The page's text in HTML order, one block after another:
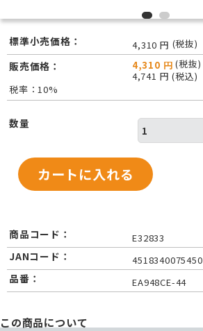
標準小売価格： 4,310 円 (税抜)
販売価格： 4,310 円 (税抜)
4,741 円 (税込)
税率：10%
数量
商品コード： E32833
JANコード： 4518340075450
品番： EA948CE-44
この商品について